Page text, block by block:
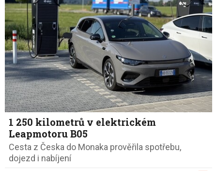
1 250 kilometrů v elektrickém
Leapmotoru B05
Cesta z Česka do Monaka prověřila spotřebu,
dojezd i nabíjení